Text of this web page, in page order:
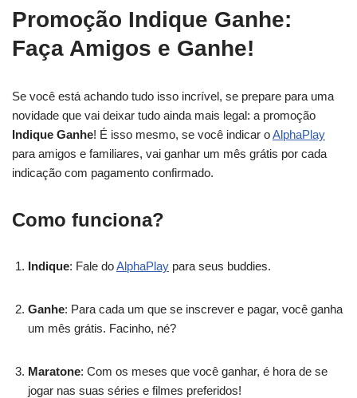
Promoção Indique Ganhe:
Faça Amigos e Ganhe!
Se você está achando tudo isso incrível, se prepare para uma
novidade que vai deixar tudo ainda mais legal: a promoção
Indique Ganhe! É isso mesmo, se você indicar oAlphaPlay
para amigos e familiares, vai ganhar um mês grátis por cada
indicação com pagamento confirmado.
Como funciona?
Indique: Fale doAlphaPlay para seus buddies.
Ganhe: Para cada um que se inscrever e pagar, você ganha
um mês grátis. Facinho, né?
Maratone: Com os meses que você ganhar, é hora de se
jogar nas suas séries e filmes preferidos!